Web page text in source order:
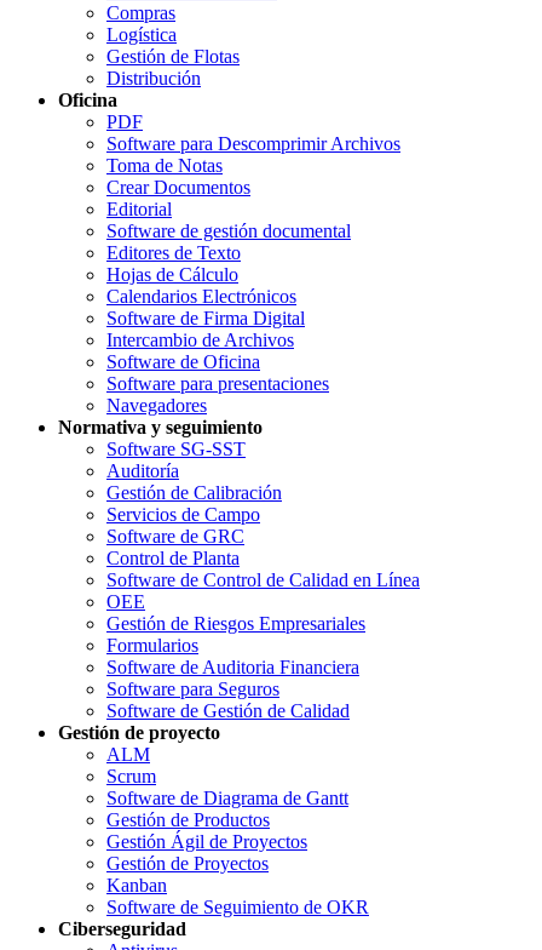
Compras
Logística
Gestión de Flotas
Distribución
Oficina
PDF
Software para Descomprimir Archivos
Toma de Notas
Crear Documentos
Editorial
Software de gestión documental
Editores de Texto
Hojas de Cálculo
Calendarios Electrónicos
Software de Firma Digital
Intercambio de Archivos
Software de Oficina
Software para presentaciones
Navegadores
Normativa y seguimiento
Software SG-SST
Auditoría
Gestión de Calibración
Servicios de Campo
Software de GRC
Control de Planta
Software de Control de Calidad en Línea
OEE
Gestión de Riesgos Empresariales
Formularios
Software de Auditoria Financiera
Software para Seguros
Software de Gestión de Calidad
Gestión de proyecto
ALM
Scrum
Software de Diagrama de Gantt
Gestión de Productos
Gestión Ágil de Proyectos
Gestión de Proyectos
Kanban
Software de Seguimiento de OKR
Ciberseguridad